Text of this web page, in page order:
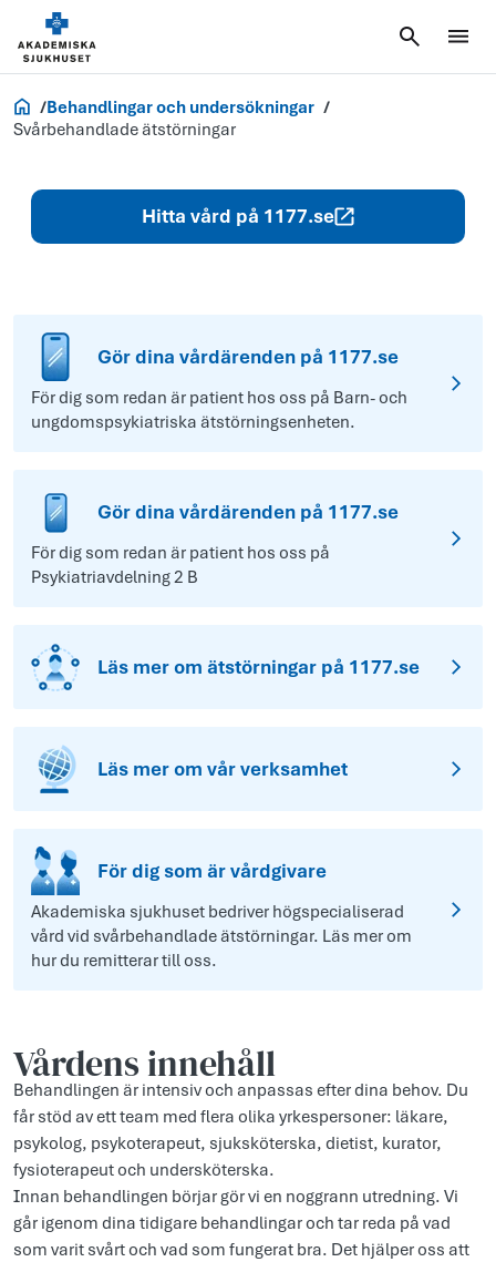
Akademiska.se
Behandlingar och undersökningar
Svårbehandlade ätstörningar
Hitta vård på 1177.se
Gör dina vårdärenden på 1177.se
För dig som redan är patient hos oss på Barn- och
ungdomspsykiatriska ätstörningsenheten.
Gör dina vårdärenden på 1177.se
För dig som redan är patient hos oss på
Psykiatriavdelning 2 B
Läs mer om ätstörningar på 1177.se
Läs mer om vår verksamhet
För dig som är vårdgivare
Akademiska sjukhuset bedriver högspecialiserad
vård vid svårbehandlade ätstörningar. Läs mer om
hur du remitterar till oss.
Vårdens innehåll
Behandlingen är intensiv och anpassas efter dina behov. Du
får stöd av ett team med flera olika yrkespersoner: läkare,
psykolog, psykoterapeut, sjuksköterska, dietist, kurator,
fysioterapeut och undersköterska.
Innan behandlingen börjar gör vi en noggrann utredning. Vi
går igenom dina tidigare behandlingar och tar reda på vad
som varit svårt och vad som fungerat bra. Det hjälper oss att